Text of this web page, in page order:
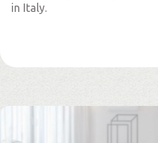
in Italy.